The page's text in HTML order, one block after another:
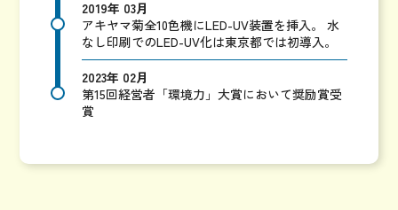
2019年 03月
アキヤマ菊全10色機にLED-UV装置を挿入。
水
なし印刷でのLED-UV化は東京都では初導入。
2023年 02月
第15回経営者「環境力」大賞において奨励賞受
賞